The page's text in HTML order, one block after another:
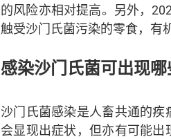
的风险亦相对提高。另外，
触受沙门氏菌污染的零食，有
感染沙门氏菌可出现哪
沙门氏菌感染是人畜共通的
会显现出症状，但亦有可能